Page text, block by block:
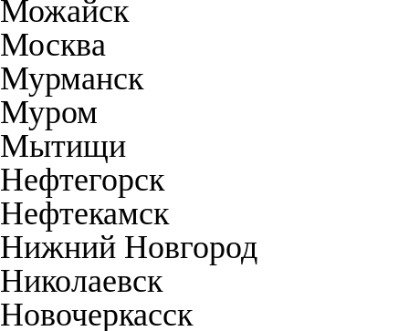
Можайск
Москва
Мурманск
Муром
Мытищи
Нефтегорск
Нефтекамск
Нижний Новгород
Николаевск
Новочеркасск